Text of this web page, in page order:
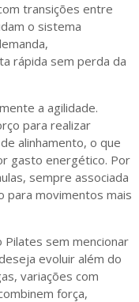
transições entre
o sistema
rápida sem perda da
a agilidade.
para realizar
alinhamento, o que
gasto energético. Por
sempre associada
para movimentos mais
Pilates sem mencionar
evoluir além do
variações com
força,